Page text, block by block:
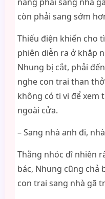
còn phải sang sớm
Thiếu điện khiến cho
phiên diễn ra ở khắp
Nhung bị cắt, phải
nghe con trai than
không có ti vi để xem
ngoài cửa.
– Sang nhà anh đi,
Thằng nhóc dĩ nhiên
bác, Nhung cũng chả
con trai sang nhà gã